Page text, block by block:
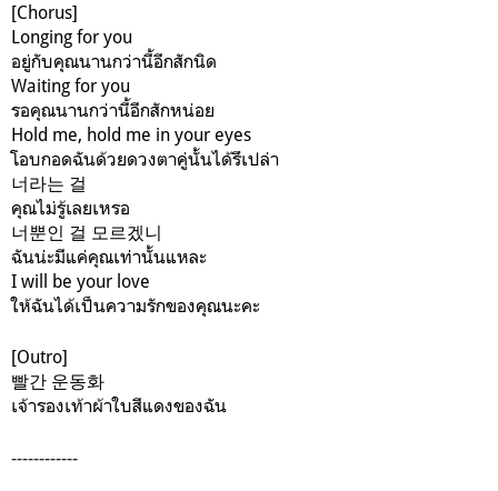
[Chorus]
Longing for you
อยู่กับคุณนานกว่านี้อีกสักนิด
Waiting for you
รอคุณนานกว่านี้อีกสักหน่อย
Hold me, hold me in your eyes
โอบกอดฉันด้วยดวงตาคู่นั้นได้รึเปล่า
너라는 걸
คุณไม่รู้เลยเหรอ
너뿐인 걸 모르겠니
ฉันน่ะมีแค่คุณเท่านั้นแหละ
I will be your love
ให้ฉันได้เป็นความรักของคุณนะคะ
[Outro]
빨간 운동화
เจ้ารองเท้าผ้าใบสีแดงของฉัน
------------